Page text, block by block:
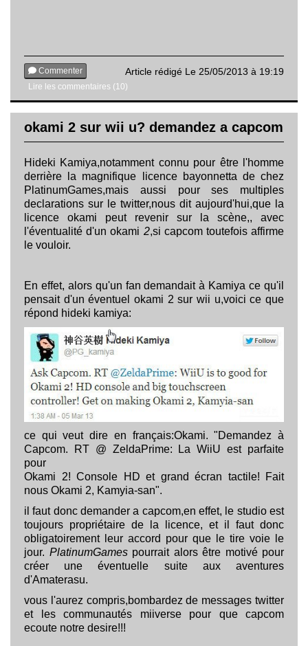
Article rédigé Le 25/05/2013 à 19:19
Commenter
Lire les commentaires (10)
okami 2 sur wii u? demandez a capcom
Hideki Kamiya,notamment connu pour être l'homme
derrière la magnifique licence bayonnetta de chez
PlatinumGames,mais aussi pour ses multiples
declarations sur le twitter,nous dit aujourd'hui,que la
licence okami peut revenir sur la scène,, avec
l'éventualité d'un okami 2,si capcom toutefois affirme
le vouloir.
En effet, alors qu'un fan demandait à Kamiya ce qu'il
pensait d'un éventuel okami 2 sur wii u,voici ce que
répond hideki kamiya:
ce qui veut dire en français:Okami. "Demandez à
Capcom. RT @ ZeldaPrime: La WiiU est parfaite
pour
Okami 2! Console HD et grand écran tactile! Fait
nous Okami 2, Kamyia-san".
il faut donc demander a capcom,en effet, le studio est
toujours propriétaire de la licence, et il faut donc
obligatoirement leur accord pour que le tire voie le
jour. PlatinumGamespourrait alors être motivé pour
créer une éventuelle suite aux aventures
d'Amaterasu.
vous l'aurez compris,bombardez de messages twitter
et les communautés miiverse pour que capcom
ecoute notre desire!!!